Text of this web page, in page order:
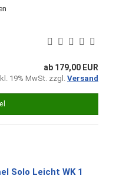
ab 179,00 EUR
19% MwSt. zzgl.Versand